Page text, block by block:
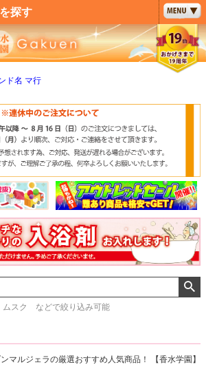
ド名 マ行
スク などで絞り込み可能
マルジェラの厳選おすすめ人気商品！ 【香水学園】
ペー
ジト
ップ
へ
探す